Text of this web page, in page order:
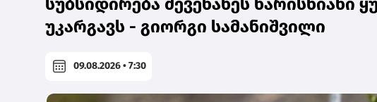
უკარგავს - გიორგი სამანიშვილი
09.08.2026 • 7:30